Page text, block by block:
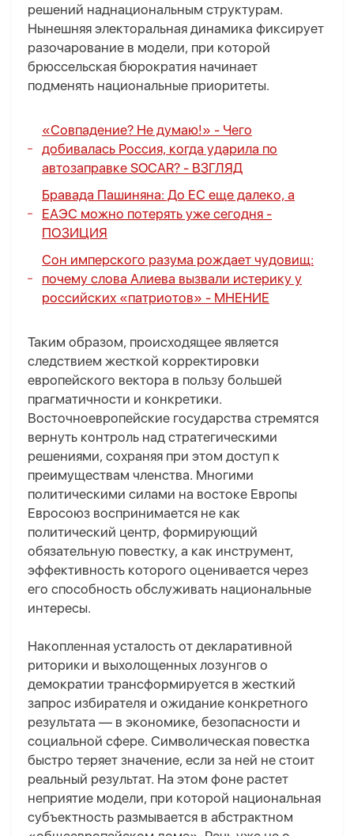
решений наднациональным структурам.
Нынешняя электоральная динамика фиксирует
разочарование в модели, при которой
брюссельская бюрократия начинает
подменять национальные приоритеты.
«Совпадение? Не думаю!» - Чего
добивалась Россия, когда ударила по
автозаправке SOCAR? - ВЗГЛЯД
Бравада Пашиняна: До ЕС еще далеко, а
ЕАЭС можно потерять уже сегодня -
ПОЗИЦИЯ
Сон имперского разума рождает чудовищ:
почему слова Алиева вызвали истерику у
российских «патриотов» - МНЕНИЕ
Таким образом, происходящее является
следствием жесткой корректировки
европейского вектора в пользу большей
прагматичности и конкретики.
Восточноевропейские государства стремятся
вернуть контроль над стратегическими
решениями, сохраняя при этом доступ к
преимуществам членства. Многими
политическими силами на востоке Европы
Евросоюз воспринимается не как
политический центр, формирующий
обязательную повестку, а как инструмент,
эффективность которого оценивается через
его способность обслуживать национальные
интересы.
Накопленная усталость от декларативной
риторики и выхолощенных лозунгов о
демократии трансформируется в жесткий
запрос избирателя и ожидание конкретного
результата — в экономике, безопасности и
социальной сфере. Символическая повестка
быстро теряет значение, если за ней не стоит
реальный результат. На этом фоне растет
неприятие модели, при которой национальная
субъектность размывается в абстрактном